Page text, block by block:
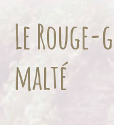
Aller
à
la
navigation
Aller
au
contenu
Le
malté